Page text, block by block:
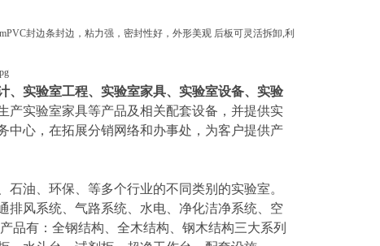
封边条封边，粘力强，密封性好，外形美观 后板可灵活拆卸,利
、实验室工程、实验室家具、实验室设备、实验
产实验室家具等产品及相关配套设备，并提供实
中心，在拓展分销网络和办事处，为客户提供产
油、环保、等多个行业的不同类别的实验室。
排风系统、气路系统、水电、净化洁净系统、空
品有：全钢结构、全木结构、钢木结构三大系列